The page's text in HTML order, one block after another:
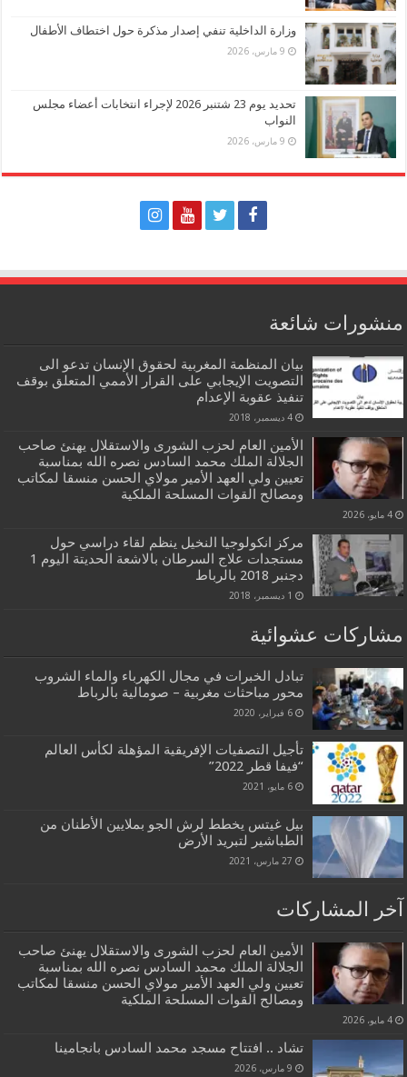
وزارة الداخلية تنفي إصدار مذكرة حول اختطاف الأطفال
9 مارس، 2026
تحديد يوم 23 شتنبر 2026 لإجراء انتخابات أعضاء مجلس
النواب
9 مارس، 2026
منشورات شائعة
بيان المنظمة المغربية لحقوق الإنسان تدعو الى
التصويت الإيجابي على القرار الأممي المتعلق بوقف
تنفيذ عقوبة الإعدام
4 ديسمبر، 2018
الأمين العام لحزب الشورى والاستقلال يهنئ صاحب
الجلالة الملك محمد السادس نصره الله بمناسبة
تعيين ولي العهد الأمير مولاي الحسن منسقا لمكاتب
ومصالح القوات المسلحة الملكية
4 مايو، 2026
مركز انكولوجيا النخيل ينظم لقاء دراسي حول
مستجدات علاج السرطان بالاشعة الحديتة اليوم 1
دجنبر 2018 بالرباط
1 ديسمبر، 2018
مشاركات عشوائية
تبادل الخبرات في مجال الكهرباء والماء الشروب
محور مباحثات مغربية – صومالية بالرباط
6 فبراير، 2020
تأجيل التصفيات الإفريقية المؤهلة لكأس العالم
“فيفا قطر 2022”
6 مايو، 2021
بيل غيتس يخطط لرش الجو بملايين الأطنان من
الطباشير لتبريد الأرض
27 مارس، 2021
آخر المشاركات
الأمين العام لحزب الشورى والاستقلال يهنئ صاحب
الجلالة الملك محمد السادس نصره الله بمناسبة
تعيين ولي العهد الأمير مولاي الحسن منسقا لمكاتب
ومصالح القوات المسلحة الملكية
4 مايو، 2026
تشاد .. افتتاح مسجد محمد السادس بانجامينا
9 مارس، 2026